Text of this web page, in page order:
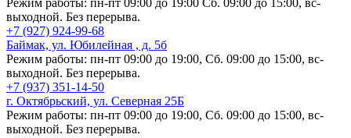
Режим работы: пн-пт 09:00 до 19:00 Сб. 09:00 до 15:00, вс-
выходной. Без перерыва.
+7 (927) 924-99-68
Баймак, ул. Юбилейная , д. 5б
Режим работы: пн-пт 09:00 до 19:00, Сб. 09:00 до 15:00, вс-
выходной. Без перерыва.
+7 (937) 351-14-50
г. Октябрьский, ул. Северная 25Б
Режим работы: пн-пт 09:00 до 19:00, Сб. 09:00 до 15:00, вс-
выходной. Без перерыва.